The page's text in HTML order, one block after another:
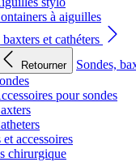
à aiguilles
baxters et cathéters
Retourner
Sondes,
pour sondes
accessoires
chirurgique